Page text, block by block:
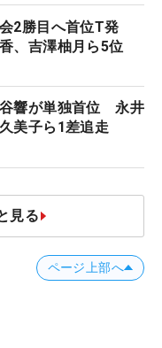
2勝目へ首位T発
、吉澤柚月ら5位
谷響が単独首位 永井
美子ら1差追走
見る
ページ上部へ